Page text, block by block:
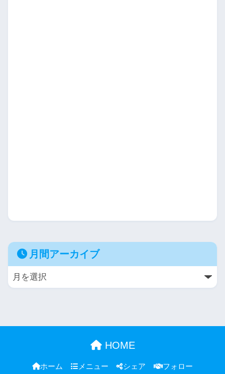
月間アーカイブ
HOME
ホーム メニュー シェア フォロー